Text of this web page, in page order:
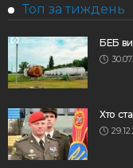
Топ за тиждень
БЕБ
Хто